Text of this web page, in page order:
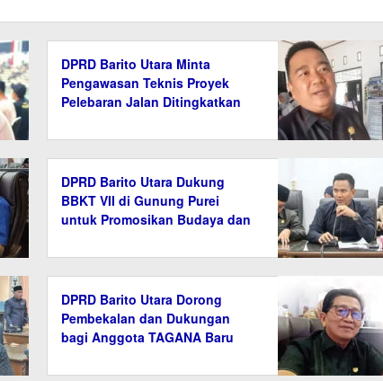
DPRD Barito Utara Minta
Pengawasan Teknis Proyek
Pelebaran Jalan Ditingkatkan
DPRD Barito Utara Dukung
BBKT VII di Gunung Purei
untuk Promosikan Budaya dan
DPRD Barito Utara Dorong
Pembekalan dan Dukungan
bagi Anggota TAGANA Baru